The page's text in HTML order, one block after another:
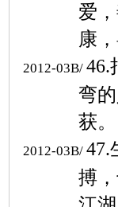
爱
康
2012-03B/ 46.
弯
获。
2012-03B/ 47.
搏